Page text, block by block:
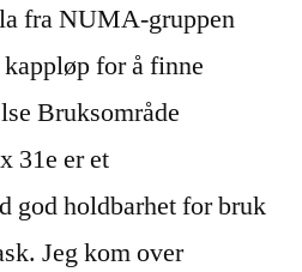
fra NUMA-gruppen
for å finne
Bruksområde
31e er et
god holdbarhet for bruk
Jeg kom over